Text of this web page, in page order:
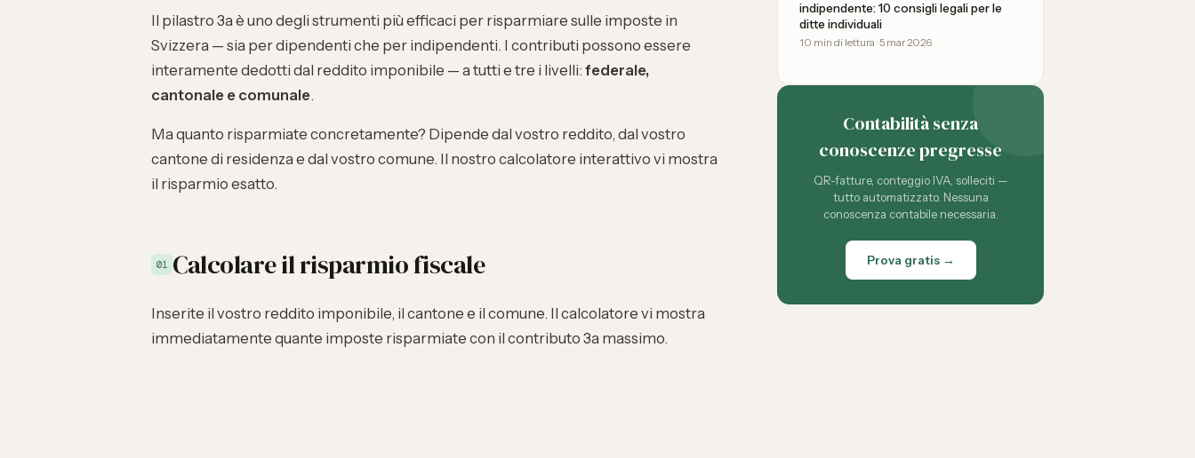
Il pilastro 3a è uno degli strumenti più efficaci per risparmiare sulle imposte in
Svizzera — sia per dipendenti che per indipendenti. I contributi possono essere
interamente dedotti dal reddito imponibile — a tutti e tre i livelli: federale,
cantonale e comunale.
Ma quanto risparmiate concretamente? Dipende dal vostro reddito, dal vostro
cantone di residenza e dal vostro comune. Il nostro calcolatore interattivo vi mostra
il risparmio esatto.
01 Calcolare il risparmio fiscale
Inserite il vostro reddito imponibile, il cantone e il comune. Il calcolatore vi mostra
immediatamente quante imposte risparmiate con il contributo 3a massimo.
indipendente: 10 consigli legali per le
ditte individuali
10 min di lettura ·5 mar 2026
Contabilità senza
conoscenze pregresse
QR-fatture, conteggio IVA, solleciti —
tutto automatizzato. Nessuna
conoscenza contabile necessaria.
Prova gratis →